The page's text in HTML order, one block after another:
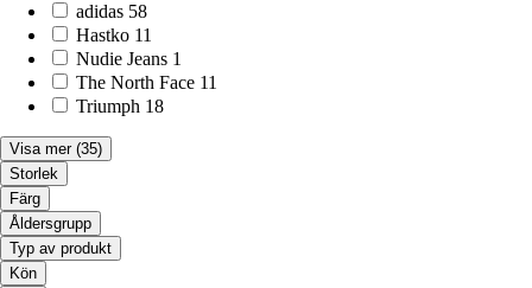
adidas 58
Hastko 11
Nudie Jeans 1
The North Face 11
Triumph 18
Visa mer (35)
Storlek
Färg
Åldersgrupp
Typ av produkt
Kön